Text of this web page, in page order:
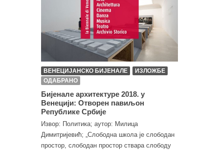
ВЕНЕЦИЈАНСКО БИЈЕНАЛЕ
ИЗЛОЖБЕ
ОДАБРАНО
Бијенале архитектуре 2018. у
Венецији: Отворен павиљон
Републике Србије
Извор: Политика; аутор: Милица
Димитријевић; „Слободна школа је слободан
простор, слободан простор ствара слободу